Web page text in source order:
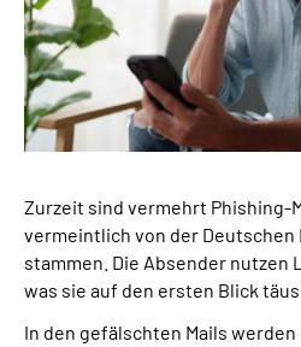
Zurzeit sind vermehrt Phishing-
vermeintlich von der
stammen. Die Absender nutzen
was sie auf den ersten Blick
In den gefälschten Mails